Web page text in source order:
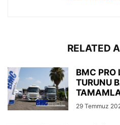
RELATED
BMC PRO
TURUNU
29 Temmuz